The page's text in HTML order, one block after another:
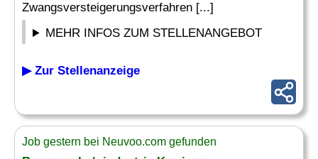
Zwangsversteigerungsverfahren [...]
MEHR INFOS ZUM STELLENANGEBOT
▶ Zur Stellenanzeige
Job gestern bei Neuvoo.com gefunden